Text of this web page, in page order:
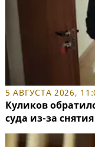
5 АВГУСТА 2026,
Куликов
суда из-за